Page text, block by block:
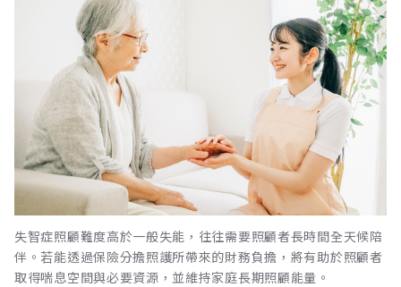
失智症照顧難度高於一般失能，往往需要照顧者長時間全天候陪
伴。若能透過保險分擔照護所帶來的財務負擔，將有助於照顧者
取得喘息空間與必要資源，並維持家庭長期照顧能量。